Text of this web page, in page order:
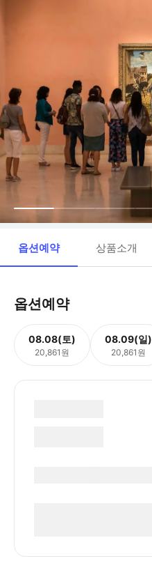
옵션예약 상품소개
옵션예약
08.08(토)
20,861원
08.09(일)
20,861원